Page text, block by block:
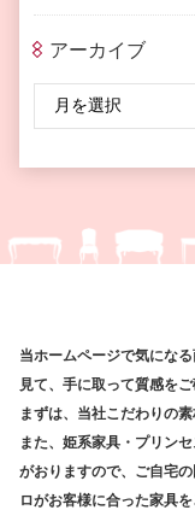
アーカイブ
当ホームページで気になる
見て、手に取って質感をご
まずは、当社こだわりの
また、姫系家具・プリン
がおりますので、ご自宅の
ロがお客様に合った家具